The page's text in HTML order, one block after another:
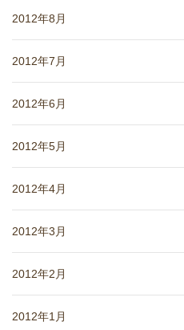
2012年8月
2012年7月
2012年6月
2012年5月
2012年4月
2012年3月
2012年2月
2012年1月